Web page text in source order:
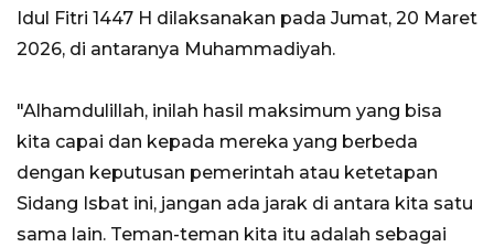
Idul Fitri 1447 H dilaksanakan pada Jumat, 20 Maret
2026, di antaranya Muhammadiyah.
"Alhamdulillah, inilah hasil maksimum yang bisa
kita capai dan kepada mereka yang berbeda
dengan keputusan pemerintah atau ketetapan
Sidang Isbat ini, jangan ada jarak di antara kita satu
sama lain. Teman-teman kita itu adalah sebagai